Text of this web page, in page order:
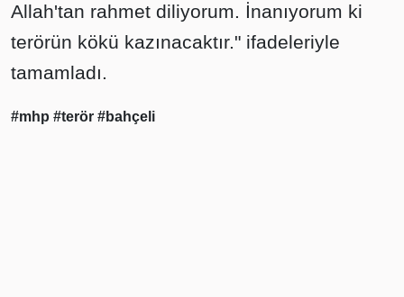
Allah'tan rahmet diliyorum. İnanıyorum ki
terörün kökü kazınacaktır." ifadeleriyle
tamamladı.
#mhp #terör #bahçeli